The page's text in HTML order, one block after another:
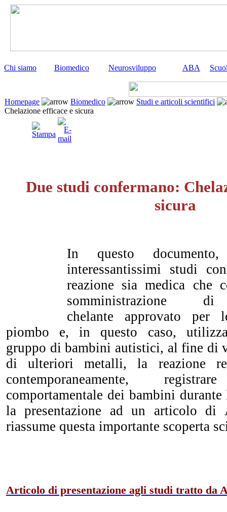
Chi siamo Biomedico Neurosviluppo ABA
Homepage Biomedico
Studi e articoli scientifici
Chelazione efficace e sicura
Due studi confermano:
sicura
In questo documento,
interessantissimi studi
reazione sia medica che
chelante approvato per
piombo e, in questo caso,
gruppo di bambini autistici, al fine di
di ulteriori metalli, la reazione
contemporaneamente,
comportamentale dei bambini
la presentazione ad un articolo
riassume questa importante scoperta
Articolo di presentazione agli studi tratto da